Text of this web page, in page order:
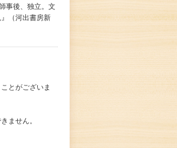
事後、独立。文
（河出書房新
とがございま
ません。